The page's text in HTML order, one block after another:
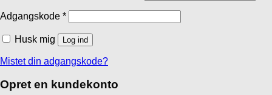
Adgangskode *
Husk mig Log ind
Mistet din adgangskode?
Opret en kundekonto